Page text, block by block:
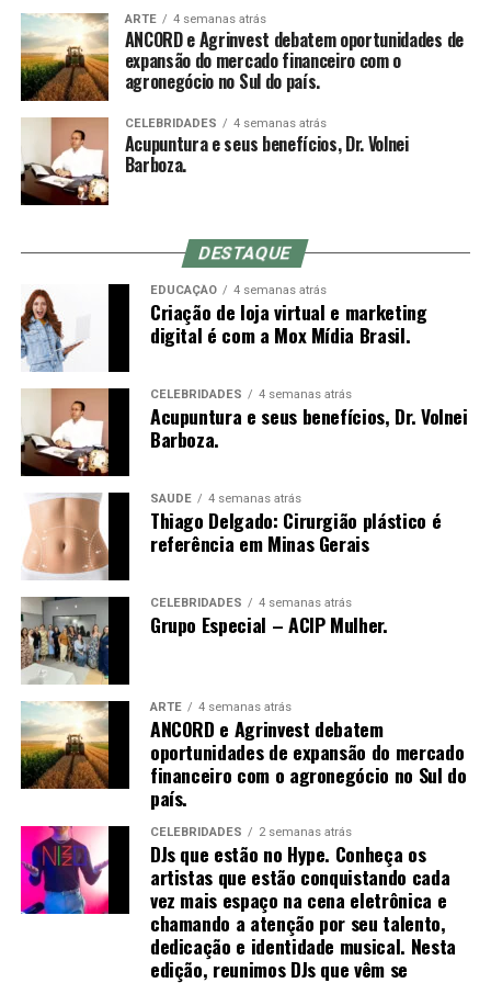
Com mais de 50 anos de atuação, a ANCORD (Associação
Nacional das Corretoras e Distribuidoras de Títulos e
Valores Mobiliários, Câmbio e Mercadorias) se
Indústria de Intermediação. É também reconhecida pela
qualidade de suas iniciativas educacionais e, por conta de
sua experiência, modernos processos e constantes
do mercado financeiro e de capitais como Entidade
Certificadora e Credenciadora.
Sobre a Agrinvest Commodities
A Agrinvest Commodities é referência em inteligência de
mercado e gestão de risco para o agronegócio brasileiro,
conectando produtores, indústrias e o mercado
financeiro por meio de análises, consultoria e operações
em commodities agrícolas.
a dor da entrada, mas acupunturistas muito experientes
muitas vezes optam por inserir a agulha em um
movimento rápido à mão livre até a profundidade
indicada, o que não é possível com o mandril (a
diferença entre o comprimento do mandril e da agulha é
o quanto se conseguirá inserir da agulha no primeiro
movimento).
De-qi (Chinês: 得气; pinyin: dé qì; “chegada de qi”) se
refere a uma alegada sensação de torpor, distensão ou
formigamento elétrico no local da agulha. Se essa
sensação não ocorre, então se justifica dizendo que o
acuponto não foi localizado corretamente, ou a agulha
não foi inserida na profundidade correta, ou houve
manipulação inadequada. Se o de-qi não é
imediatamente sentido no local de inserção da agulha,
várias técnicas de manipulação costumam ser
empregadas para promovê-la, como arrancar, sacudir e
tremer.[61]
Uma vez que o de-qi é observado, técnicas podem ser
utilizadas para “influenciar” o de-qi: por exemplo,
através de certa manipulação, o de-qi pode,
supostamente, ser transferido do local da agulha para
locais mais distantes do corpo. Outras técnicas
objetivam “tonificar” (chinês: 补; pinyin: bǔ) ou “sedar”
(chinês: 泄; pinyin: xiè) o qi.
As primeiras técnicas são usadas em padrões de
deficiência, as últimas em padrões de excesso de energia.
[61] O de-qi é mais importante na acupuntura chinesa,
enquanto os pacientes ocidentais e japoneses podem
ARTE 4 semanas atrás
ANCORD e Agrinvest debatem oportunidades de
expansão do mercado financeiro com o
agronegócio no Sul do país.
CELEBRIDADES 4 semanas atrás
Acupuntura e seus benefícios, Dr. Volnei
Barboza.
DESTAQUE
EDUCAÇÃO 4 semanas atrás
Criação de loja virtual e marketing
digital é com a Mox Mídia Brasil.
CELEBRIDADES 4 semanas atrás
Acupuntura e seus benefícios, Dr. Volnei
Barboza.
SAÚDE 4 semanas atrás
Thiago Delgado: Cirurgião plástico é
referência em Minas Gerais
CELEBRIDADES 4 semanas atrás
Grupo Especial – ACIP Mulher.
ARTE 4 semanas atrás
ANCORD e Agrinvest debatem
oportunidades de expansão do mercado
financeiro com o agronegócio no Sul do
país.
CELEBRIDADES 2 semanas atrás
DJs que estão no Hype. Conheça os
artistas que estão conquistando cada
vez mais espaço na cena eletrônica e
chamando a atenção por seu talento,
dedicação e identidade musical. Nesta
edição, reunimos DJs que vêm se